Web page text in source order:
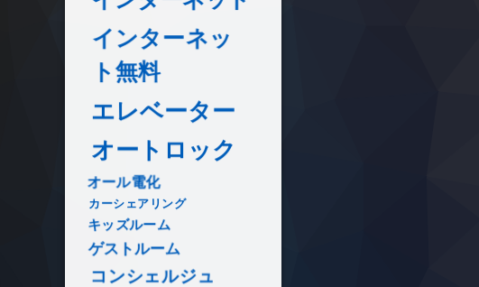
インターネッ
ト無料
エレベーター
オートロック
オール電化
カーシェアリング
キッズルーム
ゲストルーム
コンシェルジュ